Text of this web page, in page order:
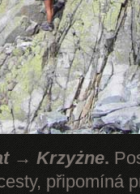
→ Krzyżne.
připomíná